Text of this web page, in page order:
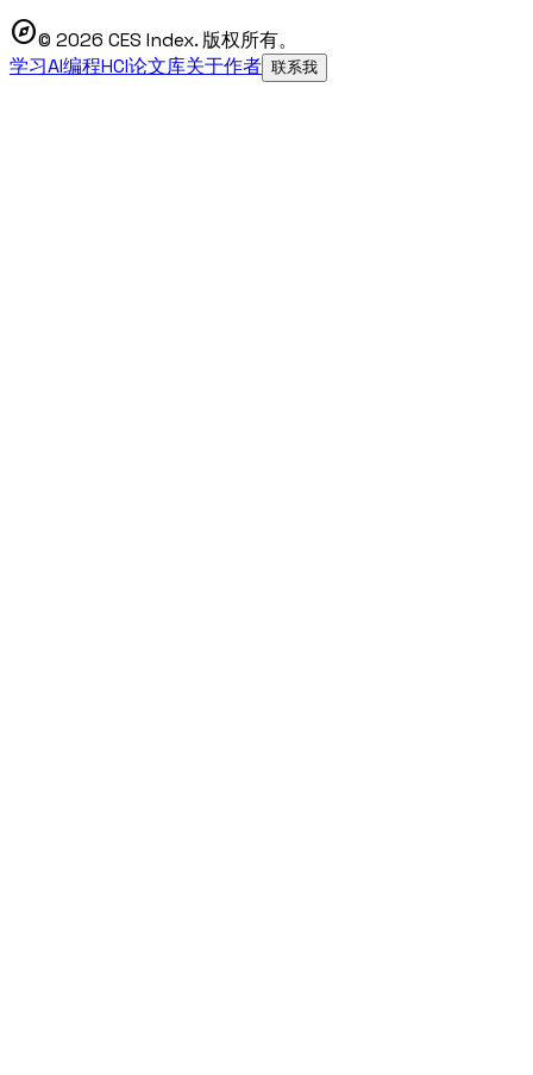
explore© 2026 CES Index. 版权所有。
学习AI编程HCI论文库关于作者 联系我